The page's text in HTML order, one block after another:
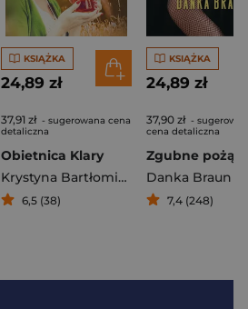
KSIĄŻKA
24,89 zł
37,91 zł - sugerowana cena
detaliczna
Obietnica Klary
Krystyna Bartłomiejczyk
6,5 (38)
KSIĄŻKA
24,89 zł
37,90 zł -
cena detaliczna
Zgubne
Danka Braun
7,4 (248)